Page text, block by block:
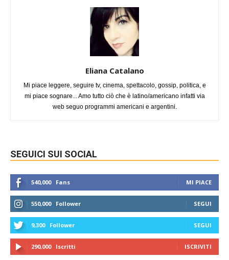
Eliana Catalano
Mi piace leggere, seguire tv, cinema, spettacolo, gossip, politica, e
mi piace sognare... Amo tutto ciò che è latino/americano infatti via
web seguo programmi americani e argentini.
SEGUICI SUI SOCIAL
540,000 Fans MI PIACE
550,000 Follower SEGUI
9,300 Follower SEGUI
290,000 Iscritti ISCRIVITI